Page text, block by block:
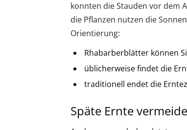
konnten die Stauden vor dem
die Pflanzen nutzen die
Orientierung:
Rhabarberblätter können
üblicherweise findet die
traditionell endet die
Späte Ernte